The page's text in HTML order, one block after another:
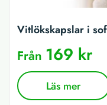
Vitlökskapslar i
Från 169 kr
Läs mer